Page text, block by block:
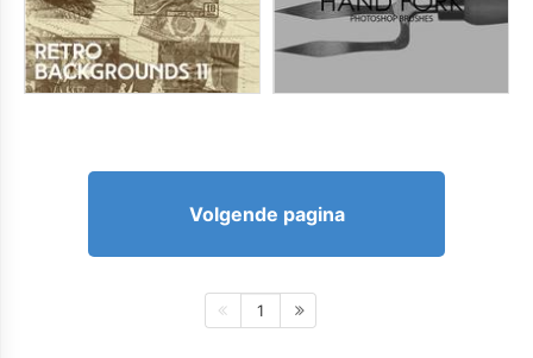
Volgende pagina
1